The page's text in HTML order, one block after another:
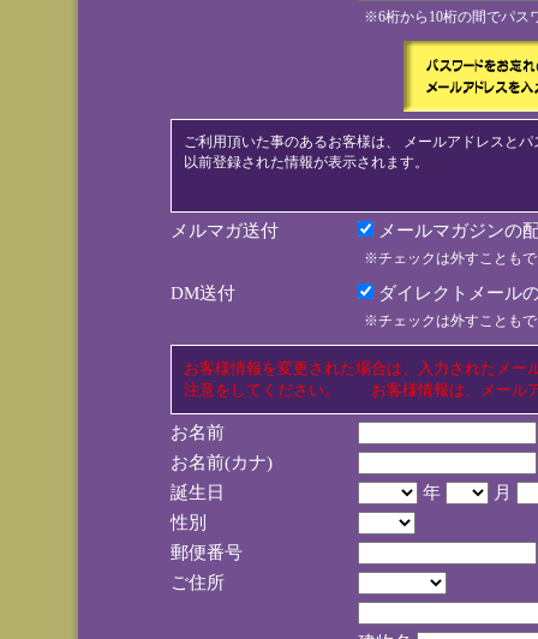
※6桁から10桁の間でパス
ご利用頂いた事のあるお客様は、 メールアドレスと
以前登録された情報が表示されます。
メルマガ送付 メールマガジンの
※チェックは外すことも
DM送付 ダイレクトメール
※チェックは外すことも
お客様情報を変更された場合は、入力されたメ
注意をしてください。 お客様情報は、メール
お名前
お名前(カナ)
誕生日
年
月
性別
郵便番号
ご住所